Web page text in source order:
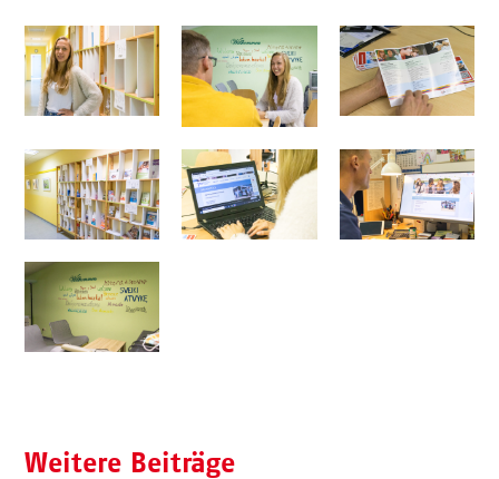
Weitere Beiträge